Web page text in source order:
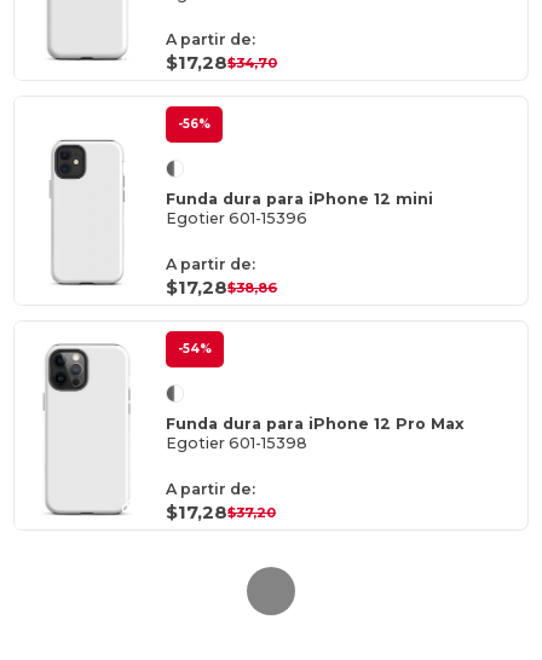
A partir de:
$17,28$34,70
-56%
Funda dura para iPhone 12 mini
Egotier 601-15396
A partir de:
$17,28$38,86
-54%
Funda dura para iPhone 12 Pro Max
Egotier 601-15398
A partir de:
$17,28$37,20